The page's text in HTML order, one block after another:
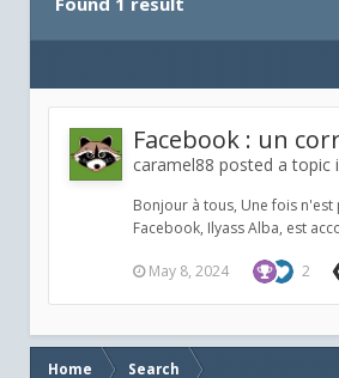
Facebook : un
caramel88 posted a topic
Bonjour à tous, Une fois
Facebook, Ilyass Alba, est
May 8, 2024 2
Home Search